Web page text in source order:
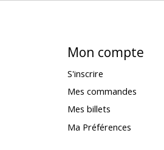
Mon compte
S'inscrire
Mes commandes
Mes billets
Ma Préférences